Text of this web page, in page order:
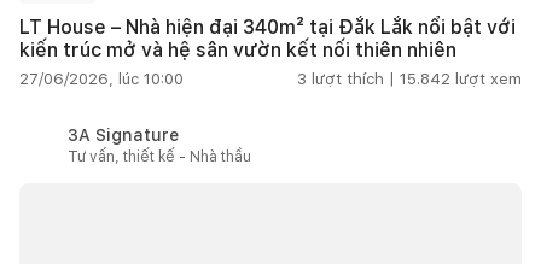
LT House – Nhà hiện đại 340m² tại Đắk Lắk nổi bật với
kiến trúc mở và hệ sân vườn kết nối thiên nhiên
27/06/2026, lúc 10:00 3 lượt thích | 15.842 lượt xem
3A Signature
Tư vấn, thiết kế - Nhà thầu